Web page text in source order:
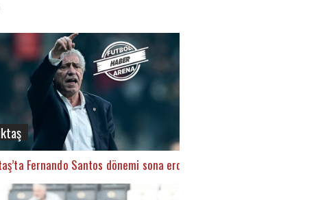
Fernando Santos dönemi sona erdi